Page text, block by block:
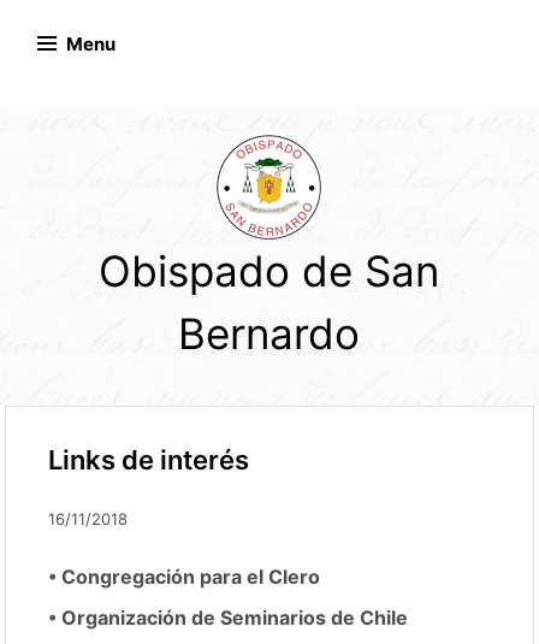
Menu
Obispado de San
Bernardo
Links de interés
16/11/2018
•Congregación para el Clero
•Organización de Seminarios de Chile